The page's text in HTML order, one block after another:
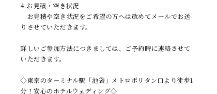
4.お見積・空き状況
お見積や空き状況をご希望の方へは改めてメールでお送
りさせていただきます。
詳しいご参加方法につきましては、ご予約時に連絡させて
いただきます。
◇東京のターミナル駅「池袋」メトロポリタン口より徒歩1
分！安心のホテルウェディング◇